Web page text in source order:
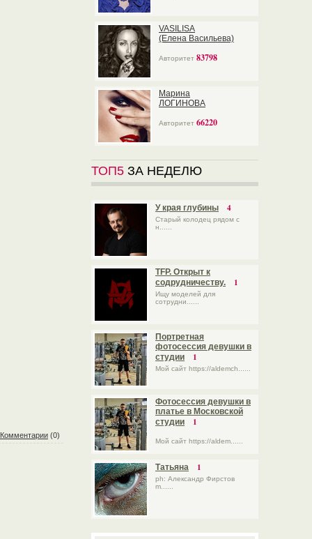
Комментарии (0)
VASILISA
(Елена Васильева)
Авторитет 83798
Марина
ЛОГИНОВА
Авторитет 66220
ТОП5 ЗА НЕДЕЛЮ
У края глубины 4
Старый колодец рядом с
н......
TFP. Открыт к
содрудничеству.
1
Ищу моделей для
сотрудни......
Портретная
фотосессия девушки в
студии
1
Мой сайт https://aldemch......
Фотосессия девушки в
платье в Московской
студии
1
Мой сайт https://aldem......
Татьяна 1
ph: Александр Фирстов
m......